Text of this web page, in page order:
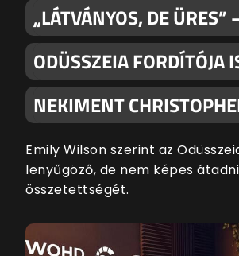
„LÁTVÁNYOS, DE ÜRES”
ODÜSSZEIA FORDÍTÓJA
NEKIMENT
Emily Wilson szerint az
lenyűgöző, de nem képes
összetettségét.